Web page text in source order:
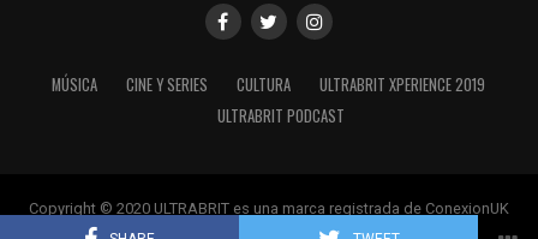
MÚSICA CINE Y SERIES CULTURA
ULTRABRIT XPERIENCE 2019
ULTRABRIT PODCAST
Copyright © 2020 ULTRABRIT es una marca registrada de ConexionUK